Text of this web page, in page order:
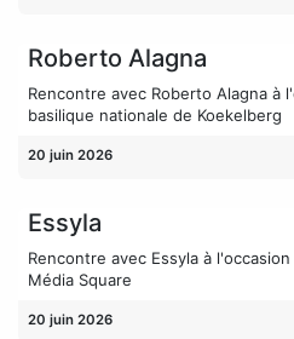
Roberto Alagna
Rencontre avec Roberto Alagna à
basilique nationale de Koekelberg
20 juin 2026
Essyla
Rencontre avec Essyla à
Média Square
20 juin 2026